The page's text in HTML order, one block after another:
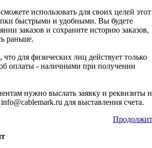
использовать для своих целей этот
быстрыми и удобными. Вы будете
заказов и сохраните историю заказов,
раньше.
для физических лиц действует только
оплаты - наличными при получении
нужно выслать заявку и реквизиты
для выставления счета.